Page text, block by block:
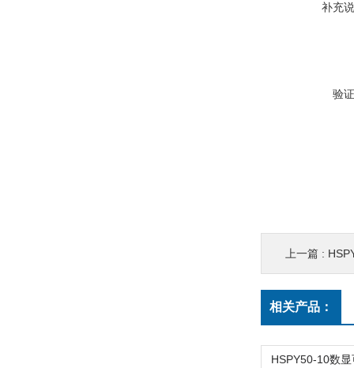
补充
验
上一篇 :
相关产品：